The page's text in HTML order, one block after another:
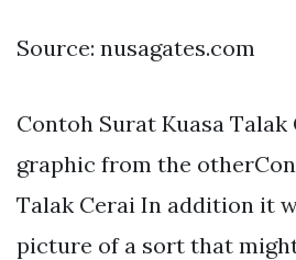
Source: nusagates.com
Contoh Surat Kuasa Talak
graphic from the
Talak Cerai In addition it
picture of a sort that